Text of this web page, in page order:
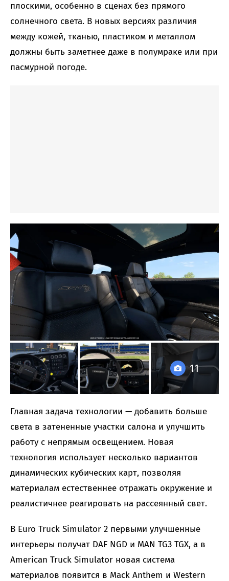
плоскими, особенно в сценах без прямого
солнечного света. В новых версиях различия
между кожей, тканью, пластиком и металлом
должны быть заметнее даже в полумраке или при
пасмурной погоде.
11
Главная задача технологии — добавить больше
света в затененные участки салона и улучшить
работу с непрямым освещением. Новая
технология использует несколько вариантов
динамических кубических карт, позволяя
материалам естественнее отражать окружение и
реалистичнее реагировать на рассеянный свет.
В Euro Truck Simulator 2 первыми улучшенные
интерьеры получат DAF NGD и MAN TG3 TGX, а в
American Truck Simulator новая система
материалов появится в Mack Anthem и Western